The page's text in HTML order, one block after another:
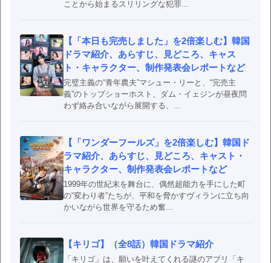
ことから始まるスリリングな犯罪...
【「本日も完売しました」を2倍楽しむ】韓国
ドラマ紹介、あらすじ、見どころ、キャス
ト・キャラクター、制作発表会レポートなど
完璧主義の“青年農夫”マシュー・リーと、“完売主
義”のトップショーホスト、ダム・イェジンが昼夜問
わず絡み合いながら展開する、...
【「ワンダーフールズ」を2倍楽しむ】韓国ド
ラマ紹介、あらすじ、見どころ、キャスト・
キャラクター、制作発表会レポートなど
1999年の世紀末を舞台に、偶然超能力を手にした町
の“変わり者”たちが、平和を脅かすヴィランに立ち向
かいながら世界を守るため奮...
【キリゴ】（全8話）韓国ドラマ紹介
「キリゴ」は、願いを叶えてくれる謎のアプリ「キ